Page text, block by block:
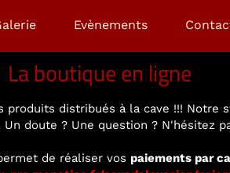
Evènements
La boutique en ligne
distribués à la cave !!!
doute ? Une question ? N'hésitez
de réaliser vos paiements par